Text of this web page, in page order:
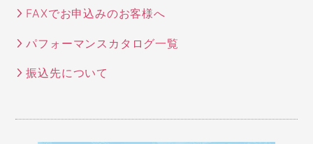
FAXでお申込みのお客様へ
パフォーマンスカタログ一覧
振込先について